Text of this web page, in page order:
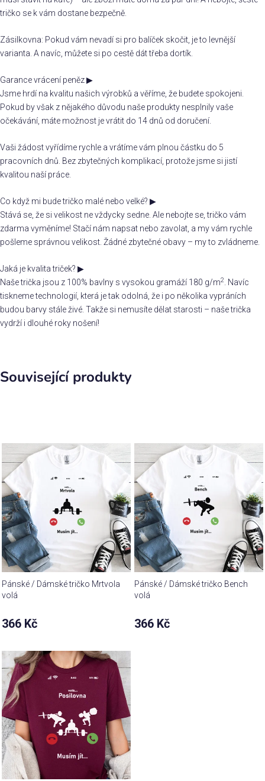
tričko se k vám dostane bezpečně.
Zásilkovna: Pokud vám nevadí si pro balíček skočit, je to levnější
varianta. A navíc, můžete si po cestě dát třeba dortík.
Garance vrácení peněz▶
Jsme hrdí na kvalitu našich výrobků a věříme, že budete spokojeni.
Pokud by však z nějakého důvodu naše produkty nesplnily vaše
očekávání, máte možnost je vrátit do 14 dnů od doručení.
Vaši žádost vyřídíme rychle a vrátíme vám plnou částku do 5
pracovních dnů. Bez zbytečných komplikací, protože jsme si jistí
kvalitou naší práce.
Co když mi bude tričko malé nebo velké? ▶
Stává se, že si velikost ne vždycky sedne. Ale nebojte se, tričko vám
zdarma vyměníme! Stačí nám napsat nebo zavolat, a my vám rychle
pošleme správnou velikost. Žádné zbytečné obavy – my to zvládneme.
Jaká je kvalita triček? ▶
Naše trička jsou z 100% bavlny s vysokou gramáží 180 g/m2. Navíc
tiskneme technologií, která je tak odolná, že i po několika vypráních
budou barvy stále živé. Takže si nemusíte dělat starosti – naše trička
vydrží i dlouhé roky nošení!
Související produkty
Pánské / Dámské tričko Mrtvola
volá
366 Kč
Pánské / Dámské tričko Bench
volá
366 Kč